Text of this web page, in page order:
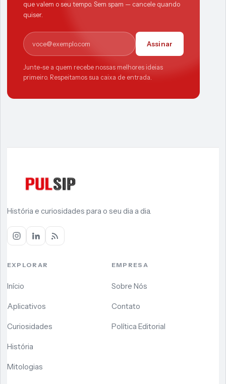
que valem o seu tempo. Sem spam — cancele quando
quiser.
E-mail
Assinar
Junte-se a quem recebe nossas melhores ideias
primeiro. Respeitamos sua caixa de entrada.
História e curiosidades para o seu dia a dia.
EXPLORAR
Início
Aplicativos
Curiosidades
História
Mitologias
EMPRESA
Sobre Nós
Contato
Política Editorial